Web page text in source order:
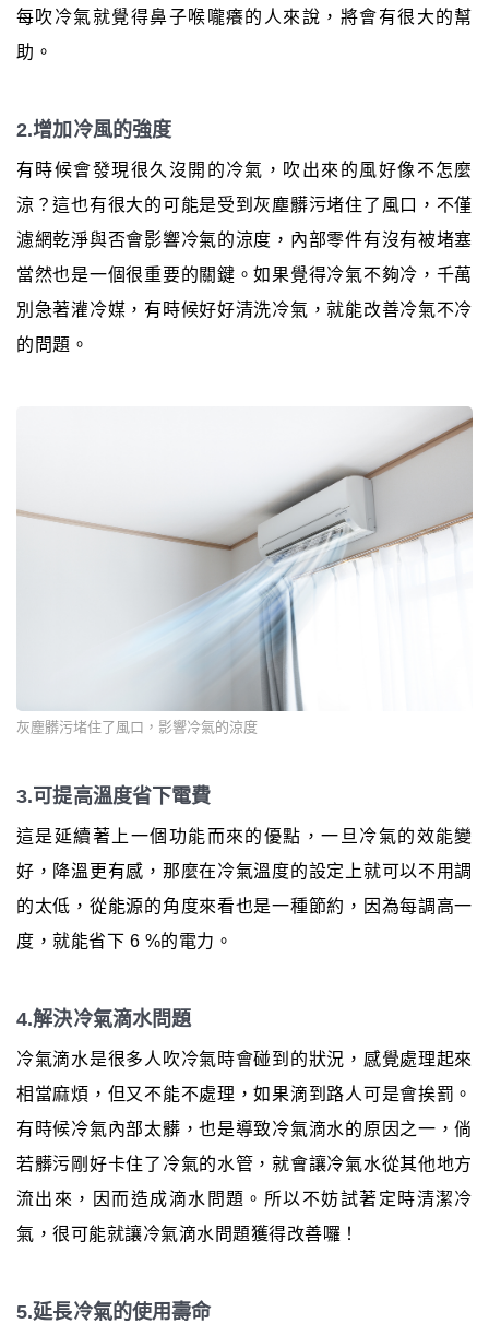
每吹冷氣就覺得鼻子喉嚨癢的人來說，將會有很大的幫
助。
2.增加冷風的強度
有時候會發現很久沒開的冷氣，吹出來的風好像不怎麼
涼？這也有很大的可能是受到灰塵髒污堵住了風口，不僅
濾網乾淨與否會影響冷氣的涼度，內部零件有沒有被堵塞
當然也是一個很重要的關鍵。如果覺得冷氣不夠冷，千萬
別急著灌冷媒，有時候好好清洗冷氣，就能改善冷氣不冷
的問題。
灰塵髒污堵住了風口，影響冷氣的涼度
3.可提高溫度省下電費
這是延續著上一個功能而來的優點，一旦冷氣的效能變
好，降溫更有感，那麼在冷氣溫度的設定上就可以不用調
的太低，從能源的角度來看也是一種節約，因為每調高一
度，就能省下 6 %的電力。
4.解決冷氣滴水問題
冷氣滴水是很多人吹冷氣時會碰到的狀況，感覺處理起來
相當麻煩，但又不能不處理，如果滴到路人可是會挨罰。
有時候冷氣內部太髒，也是導致冷氣滴水的原因之一，倘
若髒污剛好卡住了冷氣的水管，就會讓冷氣水從其他地方
流出來，因而造成滴水問題。所以不妨試著定時清潔冷
氣，很可能就讓冷氣滴水問題獲得改善囉！
5.延長冷氣的使用壽命